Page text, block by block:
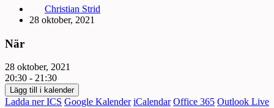
Christian Strid
28 oktober, 2021
När
28 oktober, 2021
20:30 - 21:30
Lägg till i kalender
Ladda ner ICS Google Kalender iCalendar Office 365 Outlook Live